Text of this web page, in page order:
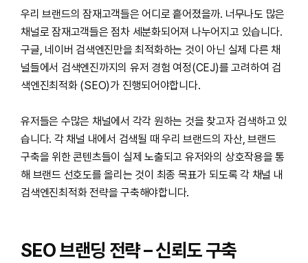
우리 브랜드의 잠재고객들은 어디로 흩어졌을까. 너무나도 많은
채널로 잠재고객들은 점차 세분화되어져 나누어지고 있습니다.
구글, 네이버 검색엔진만을 최적화하는 것이 아닌 실제 다른 채
널들에서 검색엔진까지의 유저 경험 여정(CEJ)를 고려하여 검
색엔진최적화 (SEO)가 진행되어야합니다.
유저들은 수많은 채널에서 각각 원하는 것을 찾고자 검색하고 있
습니다. 각 채널 내에서 검색될 때 우리 브랜드의 자산, 브랜드
구축을 위한 콘텐츠들이 실제 노출되고 유저와의 상호작용을 통
해 브랜드 선호도를 올리는 것이 최종 목표가 되도록 각 채널 내
검색엔진최적화 전략을 구축해야합니다.
SEO 브랜딩 전략 – 신뢰도 구축